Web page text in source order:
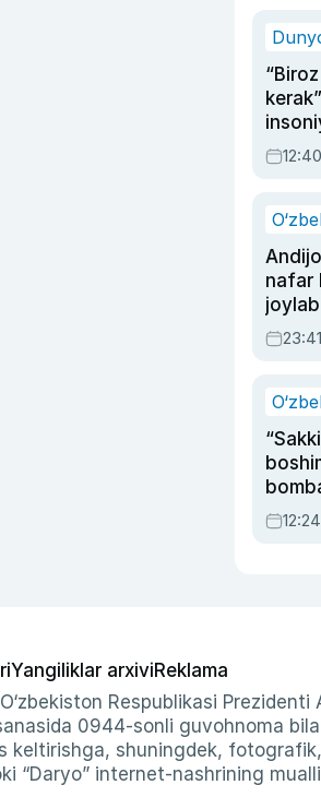
nafar
Yangiliklar arxiviReklama
Respublikasi
0944-sonli guvohnoma
keltirishga, shuningdek,
“Daryo” internet-nashrining